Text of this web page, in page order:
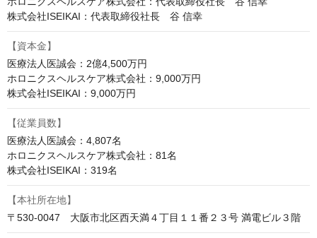
株式会社ISEIKAI：代表取締役社長　谷 信幸
【資本金】
医療法人医誠会：2億4,500万円
ホロニクスヘルスケア株式会社：9,000万円
株式会社ISEIKAI：9,000万円
【従業員数】
医療法人医誠会：4,807名
ホロニクスヘルスケア株式会社：81名
株式会社ISEIKAI：319名
【本社所在地】
〒530-0047　大阪市北区西天満４丁目１１番２３号 満電ビル３階